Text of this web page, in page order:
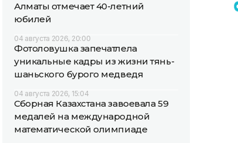
Алматы отмечает 40-летний
юбилей
04 августа 2026, 20:00
Фотоловушка запечатлела
уникальные кадры из жизни тянь-
шаньского бурого медведя
04 августа 2026, 15:04
Сборная Казахстана завоевала 59
медалей на международной
математической олимпиаде